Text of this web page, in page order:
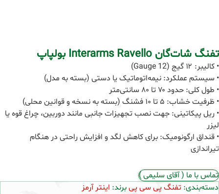
تفنگ شات‌گان Interarms Ravello بولپاپ
• کالیبر: ۱۲ گیج (12 Gauge)
• سیستم عملکرد: نیمه‌اتوماتیک یا دستی (بسته به مدل)
• طول کلی: حدود ۷۰ تا ۸۰ سانتی‌متر
• ظرفیت خشاب: ۵ تا ۱۰ فشنگ (بسته به نسخه و قوانین محلی)
• ریل پیکاتینی: جهت نصب تجهیزات جانبی مانند دوربین، چراغ قوه یا
لیزر
• قنداق ارگونومیک: برای کاهش لگد و افزایش راحتی در هنگام
تیراندازی
تماس با ما ( آقای سلیمی )
دسته‌بندی: تفنگ پی سی پیبرند: اینتر آرمز